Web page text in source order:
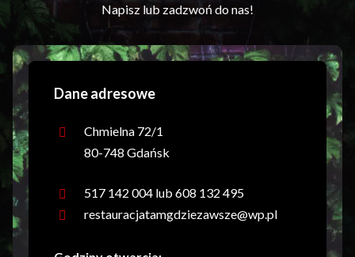
Napisz lub zadzwoń do nas!
Dane adresowe
Chmielna 72/1
80-748 Gdańsk
517 142 004 lub 608 132 495
restauracjatamgdziezawsze@wp.pl